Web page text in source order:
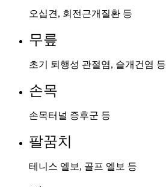
오십견, 회전근개질환 등
무릎
초기 퇴행성 관절염, 슬개건염 등
손목
손목터널 증후군 등
팔꿈치
테니스 엘보, 골프 엘보 등